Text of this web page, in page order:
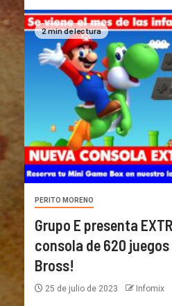
2 min de lectura
PERITO MORENO
Grupo E presenta
consola de 620 juegos
Bross!
25 de julio de 2023 Infomix